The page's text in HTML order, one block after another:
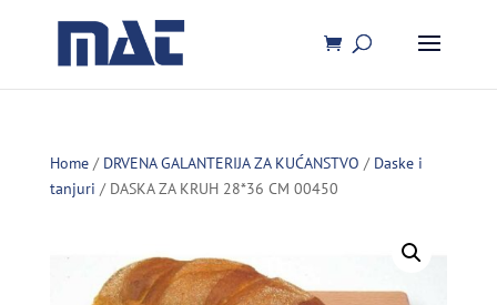
Home/ DRVENA GALANTERIJA ZA KUĆANSTVO / Daske i
tanjuri / DASKA ZA KRUH 28*36 CM 00450